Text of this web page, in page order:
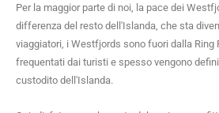
Per la maggior parte di noi, la pace dei
differenza del resto dell'Islanda, che sta
viaggiatori, i Westfjords sono fuori dalla Ring
frequentati dai turisti e spesso vengono
custodito dell'Islanda.